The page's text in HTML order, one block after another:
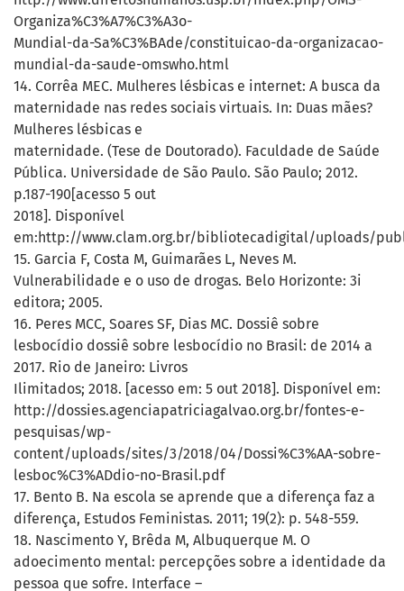
Organiza%C3%A7%C3%A3o-
Mundial-da-Sa%C3%BAde/constituicao-da-organizacao-
mundial-da-saude-omswho.html
14. Corrêa MEC. Mulheres lésbicas e internet: A busca da
maternidade nas redes sociais virtuais. In: Duas mães?
Mulheres lésbicas e
maternidade. (Tese de Doutorado). Faculdade de Saúde
Pública. Universidade de São Paulo. São Paulo; 2012.
p.187-190[acesso 5 out
2018]. Disponível
em:http://www.clam.org.br/bibliotecadigital/uploads/
15. Garcia F, Costa M, Guimarães L, Neves M.
Vulnerabilidade e o uso de drogas. Belo Horizonte: 3i
editora; 2005.
16. Peres MCC, Soares SF, Dias MC. Dossiê sobre
lesbocídio dossiê sobre lesbocídio no Brasil: de 2014 a
2017. Rio de Janeiro: Livros
Ilimitados; 2018. [acesso em: 5 out 2018]. Disponível em:
http://dossies.agenciapatriciagalvao.org.br/fontes-e-
pesquisas/wp-
content/uploads/sites/3/2018/04/Dossi%C3%AA-sobre-
lesboc%C3%ADdio-no-Brasil.pdf
17. Bento B. Na escola se aprende que a diferença faz a
diferença, Estudos Feministas. 2011; 19(2): p. 548-559.
18. Nascimento Y, Brêda M, Albuquerque M. O
adoecimento mental: percepções sobre a identidade da
pessoa que sofre. Interface –